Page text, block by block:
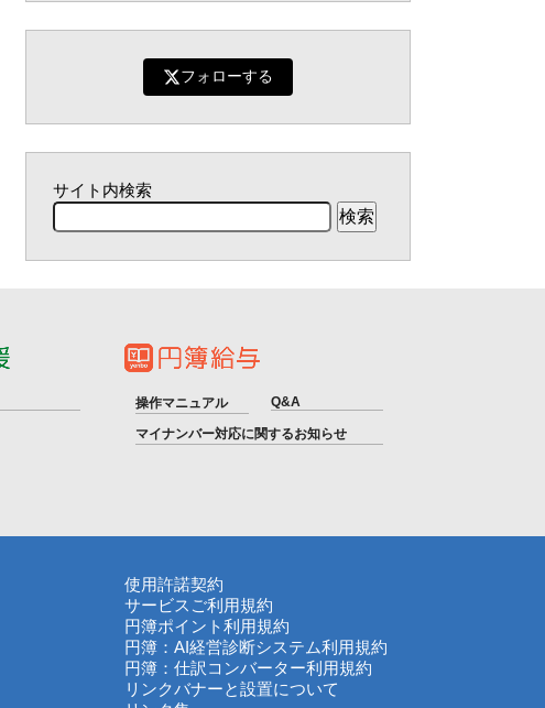
フォローする
サイト内検索
操作マニュアル Q&A
マイナンバー対応に関するお知らせ
使用許諾契約
サービスご利用規約
円簿ポイント利用規約
円簿：AI経営診断システム利用規約
円簿：仕訳コンバーター利用規約
リンクバナーと設置について